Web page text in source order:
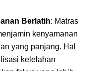
Berlatih: Matras
kenyamanan
yang panjang. Hal
kelelahan